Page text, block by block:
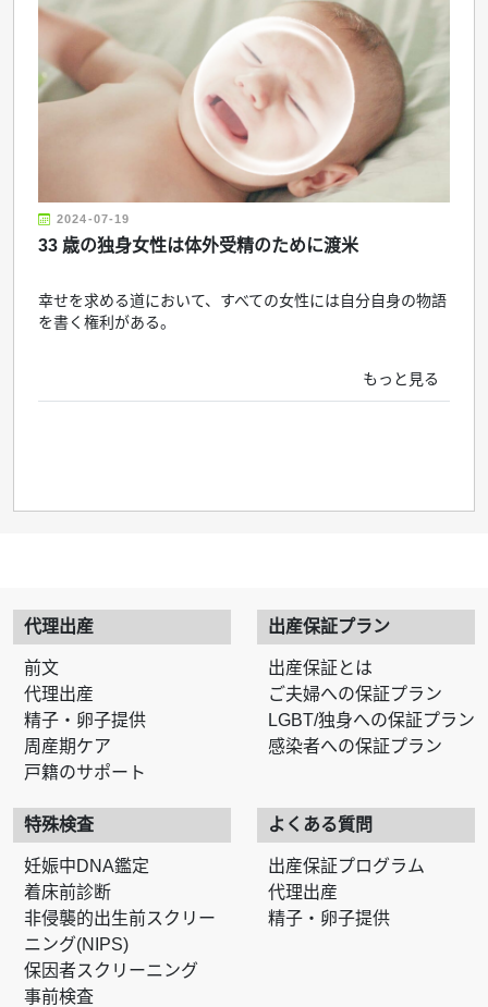
2024-07-19
33 歳の独身女性は体外受精のために渡米
幸せを求める道において、すべての女性には自分自身の物語
を書く権利がある。
もっと見る
代理出産
前文
代理出産
精子・卵子提供
周産期ケア
戸籍のサポート
出産保証プラン
出産保証とは
ご夫婦への保証プラン
LGBT/独身への保証プラン
感染者への保証プラン
特殊検査
妊娠中DNA鑑定
着床前診断
非侵襲的出生前スクリー
ニング(NIPS)
保因者スクリーニング
事前検査
よくある質問
出産保証プログラム
代理出産
精子・卵子提供